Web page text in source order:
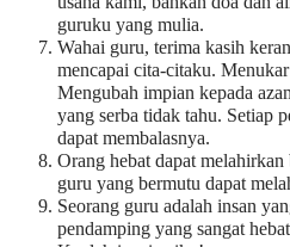
guruku yang mulia.
Wahai guru, terima kasih
mencapai cita-citaku.
Mengubah impian kepada
yang serba tidak tahu. Setiap
dapat membalasnya.
Orang hebat dapat
guru yang bermutu dapat
Seorang guru adalah insan
pendamping yang sangat